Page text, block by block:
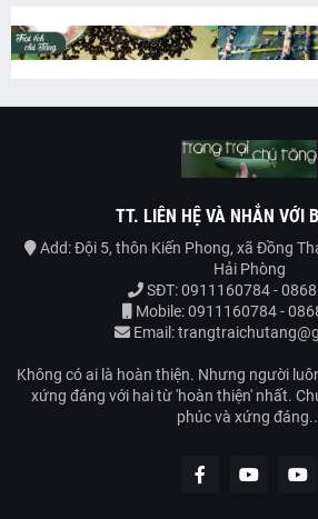
TT. LIÊN HỆ VÀ NHẮN VỚI
Add: Đội 5, thôn Kiến Phong, xã Đồng
Hải Phòng
SĐT: 0911160784 -
Mobile: 0911160784 -
Email:
Không có ai là hoàn thiện. Nhưng người
xứng đáng với hai từ 'hoàn thiện' nhất.
phúc và xứng